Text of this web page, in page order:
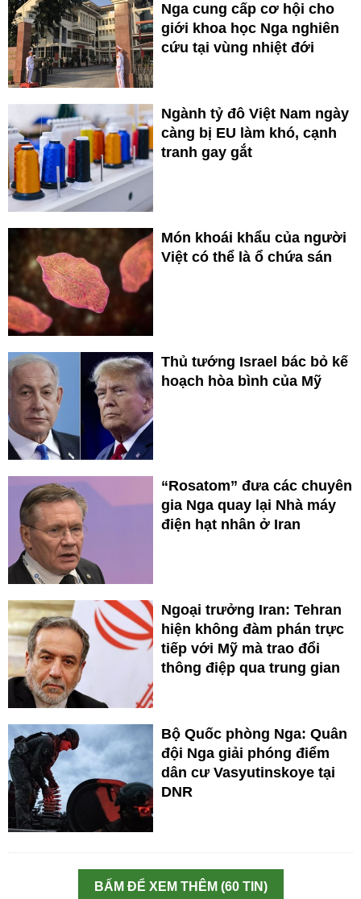
Nga cung cấp cơ hội cho
giới khoa học Nga nghiên
cứu tại vùng nhiệt đới
Ngành tỷ đô Việt Nam ngày
càng bị EU làm khó, cạnh
tranh gay gắt
Món khoái khẩu của người
Việt có thể là ổ chứa sán
Thủ tướng Israel bác bỏ kế
hoạch hòa bình của Mỹ
“Rosatom” đưa các chuyên
gia Nga quay lại Nhà máy
điện hạt nhân ở Iran
Ngoại trưởng Iran: Tehran
hiện không đàm phán trực
tiếp với Mỹ mà trao đổi
thông điệp qua trung gian
Bộ Quốc phòng Nga: Quân
đội Nga giải phóng điểm
dân cư Vasyutinskoye tại
DNR
BẤM ĐỂ XEM THÊM (60 TIN)